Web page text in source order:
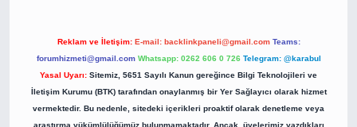
Reklam ve İletişim: E-mail: backlinkpaneli@gmail.com Teams:
forumhizmeti@gmail.com Whatsapp: 0262 606 0 726 Telegram: @karabul
Yasal Uyarı: Sitemiz, 5651 Sayılı Kanun gereğince Bilgi Teknolojileri ve
İletişim Kurumu (BTK) tarafından onaylanmış bir Yer Sağlayıcı olarak hizmet
vermektedir. Bu nedenle, sitedeki içerikleri proaktif olarak denetleme veya
araştırma yükümlülüğümüz bulunmamaktadır. Ancak, üyelerimiz yazdıkları